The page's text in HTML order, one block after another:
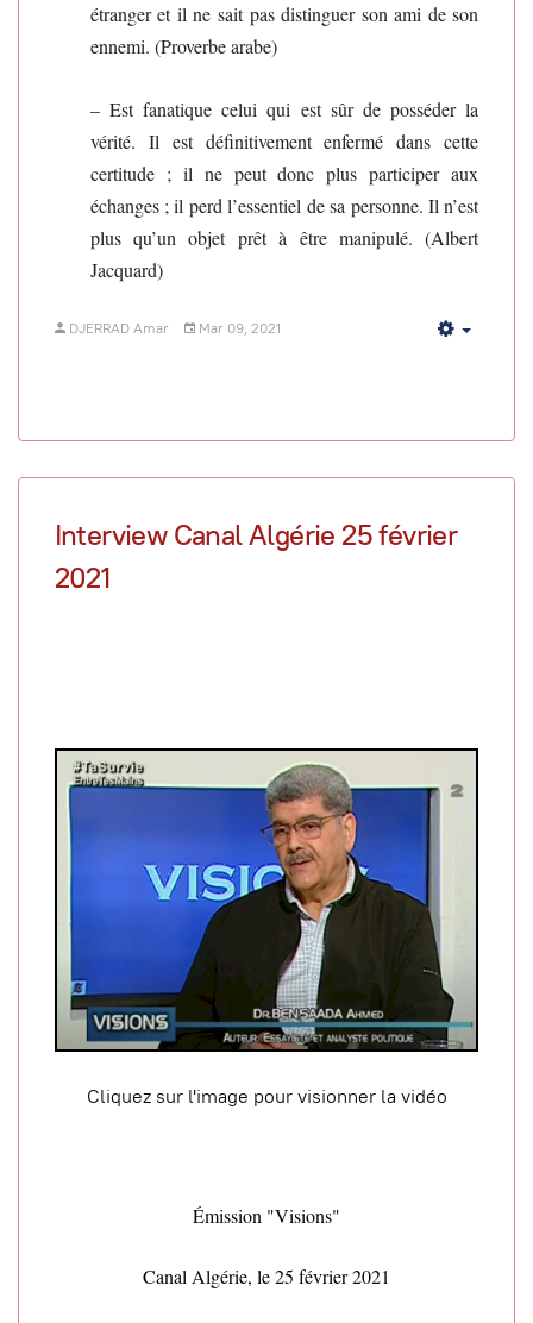
étranger et il ne sait pas distinguer son ami de son
ennemi. (Proverbe arabe)
– Est fanatique celui qui est sûr de posséder la
vérité. Il est définitivement enfermé dans cette
certitude ; il ne peut donc plus participer aux
échanges ; il perd l’essentiel de sa personne. Il n’est
plus qu’un objet prêt à être manipulé. (Albert
Jacquard)
DJERRAD Amar Mar 09, 2021
Interview Canal Algérie 25 février
2021
Cliquez sur l'image pour visionner la vidéo
Émission "Visions"
Canal Algérie, le 25 février 2021